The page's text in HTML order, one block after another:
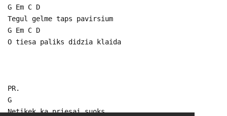
G Em C D
Tegul gelme taps pavirsium
G Em C D
O tiesa paliks didzia klaida
PR.
G
Netikek ka priesai suoks...